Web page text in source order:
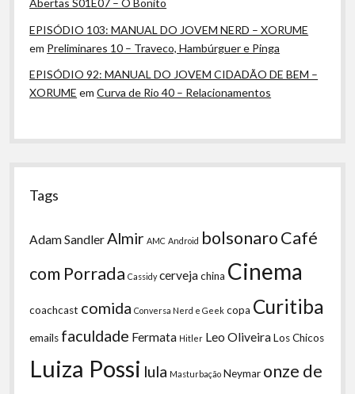
Abertas S01E07 – O Bonito
EPISÓDIO 103: MANUAL DO JOVEM NERD – XORUME
em Preliminares 10 – Traveco, Hambúrguer e Pinga
EPISÓDIO 92: MANUAL DO JOVEM CIDADÃO DE BEM –
XORUME emCurva de Rio 40 – Relacionamentos
Tags
Adam Sandler Almir AMC Android bolsonaroCafé
com Porrada Cassidy cervejachina Cinema
coachcast comida Conversa Nerd e Geek copa Curitiba
emails faculdade Fermata Hitler Leo OliveiraLos Chicos
Luiza Possi lula Masturbação Neymar onze de